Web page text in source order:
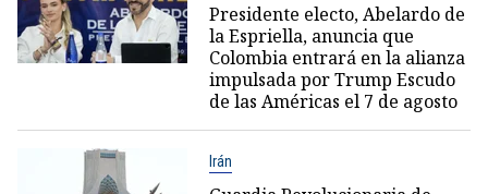
Presidente electo, Abelardo de
la Espriella, anuncia que
Colombia entrará en la alianza
impulsada por Trump Escudo
de las Américas el 7 de agosto
Irán